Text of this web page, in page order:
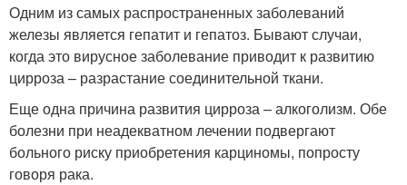
Одним из самых распространенных заболеваний
железы является гепатит и гепатоз. Бывают случаи,
когда это вирусное заболевание приводит к развитию
цирроза – разрастание соединительной ткани.
Еще одна причина развития цирроза – алкоголизм. Обе
болезни при неадекватном лечении подвергают
больного риску приобретения карциномы, попросту
говоря рака.